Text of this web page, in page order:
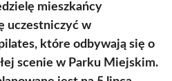
mieszkańcy
uczestniczyć w
które odbywają się o
scenie w Parku Miejskim.